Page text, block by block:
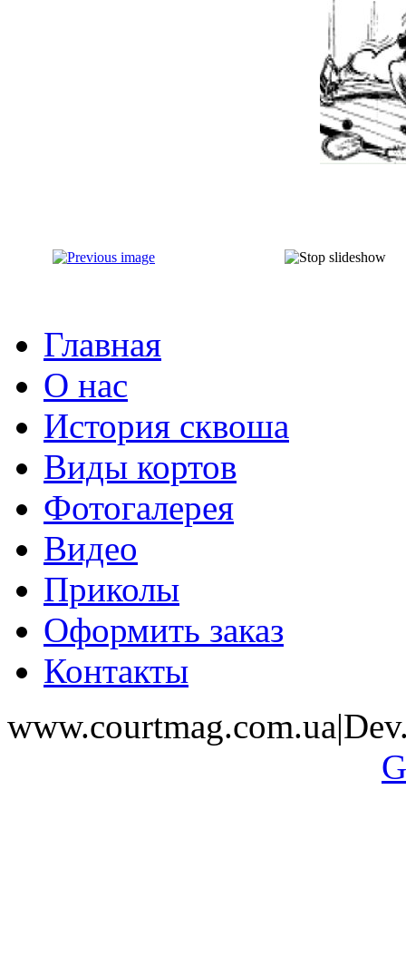
Главная
О нас
История сквоша
Виды кортов
Фотогалерея
Видео
Приколы
Оформить заказ
Контакты